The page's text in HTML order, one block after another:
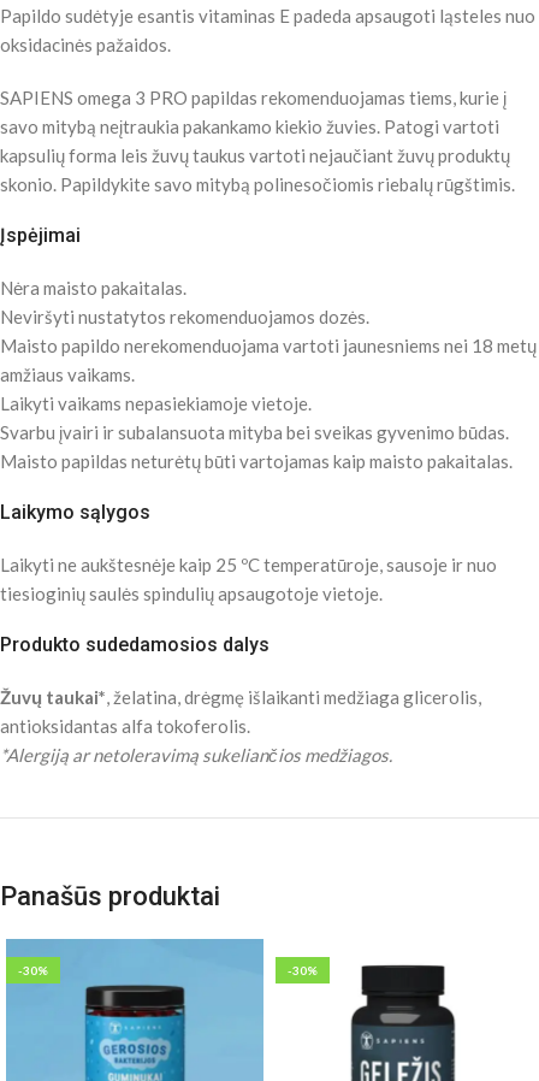
Papildo sudėtyje esantis vitaminas E padeda apsaugoti ląsteles nuo
oksidacinės pažaidos.
SAPIENS omega 3 PRO papildas rekomenduojamas tiems, kurie į
savo mitybą neįtraukia pakankamo kiekio žuvies. Patogi vartoti
kapsulių forma leis žuvų taukus vartoti nejaučiant žuvų produktų
skonio. Papildykite savo mitybą polinesočiomis riebalų rūgštimis.
Įspėjimai
Nėra maisto pakaitalas.
Neviršyti nustatytos rekomenduojamos dozės.
Maisto papildo nerekomenduojama vartoti jaunesniems nei 18 metų
amžiaus vaikams.
Laikyti vaikams nepasiekiamoje vietoje.
Svarbu įvairi ir subalansuota mityba bei sveikas gyvenimo būdas.
Maisto papildas neturėtų būti vartojamas kaip maisto pakaitalas.
Laikymo sąlygos
Laikyti ne aukštesnėje kaip 25 ºC temperatūroje, sausoje ir nuo
tiesioginių saulės spindulių apsaugotoje vietoje.
Produkto sudedamosios dalys
Žuvų taukai*, želatina, drėgmę išlaikanti medžiaga glicerolis,
antioksidantas alfa tokoferolis.
*Alergiją ar netoleravimą sukeliančios medžiagos.
Panašūs produktai
-30% -30%